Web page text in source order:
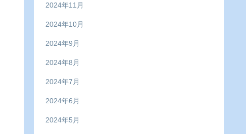
2024年11月
2024年10月
2024年9月
2024年8月
2024年7月
2024年6月
2024年5月